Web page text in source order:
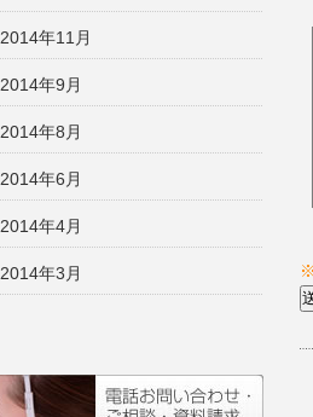
2014年11月
2014年9月
2014年8月
2014年6月
2014年4月
2014年3月